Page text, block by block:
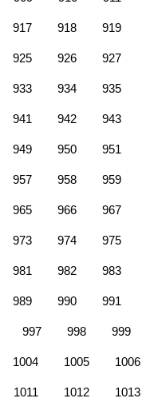
917 918 919
925 926 927
933 934 935
941 942 943
949 950 951
957 958 959
965 966 967
973 974 975
981 982 983
989 990 991
997 998 999
1004 1005 1006
1011 1012 1013